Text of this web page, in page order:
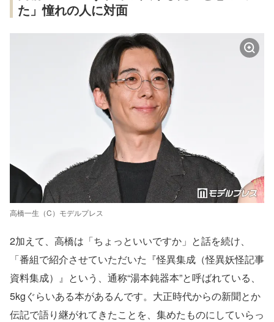
た」憧れの人に対面
高橋一生（C）モデルプレス
2加えて、高橋は「ちょっといいですか」と話を続け、
「番組で紹介させていただいた『怪異集成（怪異妖怪記事
資料集成）』という、通称“湯本鈍器本”と呼ばれている、
5kgぐらいある本があるんです。大正時代からの新聞とか
伝記で語り継がれてきたことを、集めたものにしていらっ